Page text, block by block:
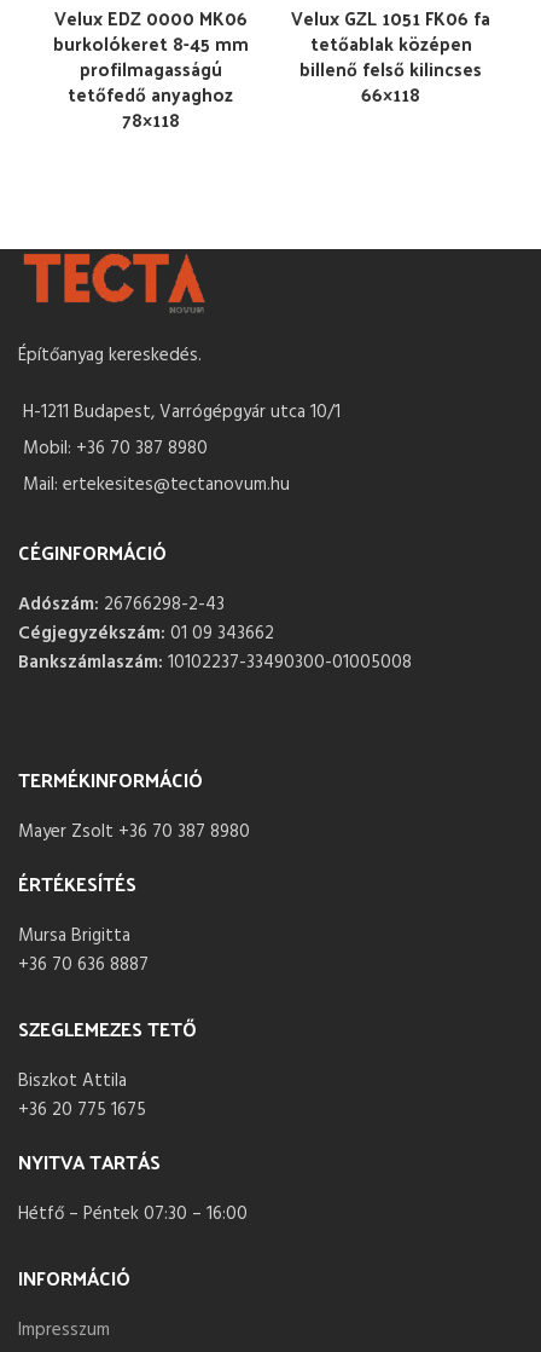
Velux EDZ 0000 MK06
burkolókeret 8-45 mm
profilmagasságú
tetőfedő anyaghoz
78×118
Velux GZL 1051 FK06 fa
tetőablak középen
billenő felső kilincses
66×118
Építőanyag kereskedés.
H-1211 Budapest, Varrógépgyár utca 10/1
Mobil: +36 70 387 8980
Mail: ertekesites@tectanovum.hu
CÉGINFORMÁCIÓ
Adószám: 26766298-2-43
Cégjegyzékszám: 01 09 343662
Bankszámlaszám: 10102237-33490300-01005008
TERMÉKINFORMÁCIÓ
Mayer Zsolt +36 70 387 8980
ÉRTÉKESÍTÉS
Mursa Brigitta
+36 70 636 8887
SZEGLEMEZES TETŐ
Biszkot Attila
+36 20 775 1675
NYITVA TARTÁS
Hétfő – Péntek 07:30 – 16:00
INFORMÁCIÓ
Impresszum